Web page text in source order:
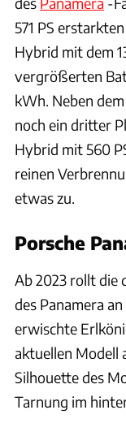
571 PS
Hybrid mit dem
vergrößerten
kWh. Neben
noch ein dritter
Hybrid mit 560
reinen
etwas zu.
Porsche
Ab 2023 rollt die
des Panamera
erwischte
aktuellen Modell
Silhouette des
Tarnung im